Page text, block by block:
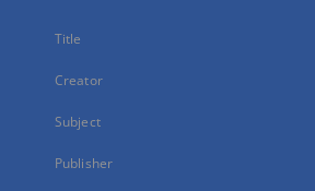
Title
Creator
Subject
Publisher